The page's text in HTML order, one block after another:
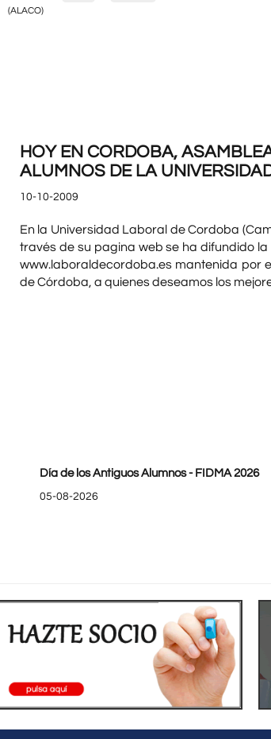
(ALACO)
HOY EN CORDOBA,
ALUMNOS DE LA
10-10-2009
En la Universidad Laboral de Cordoba
través de su pagina web se ha difundido
www.laboraldecordoba.es mantenida por
de Córdoba, a quienes deseamos los
Día de los Antiguos Alumnos - FIDMA 2026
05-08-2026